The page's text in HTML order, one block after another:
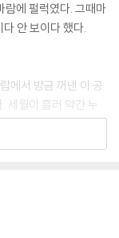
람에 펄럭였다. 그때마
다 안 보이다 했다.
에서 방금 꺼낸 이 공
세월이 흘러 약간 누
적어도 지난 사십
사십 년도 훨씬 더 된